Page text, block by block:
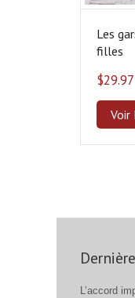
Les
filles
$29.97
Voir
L’accord